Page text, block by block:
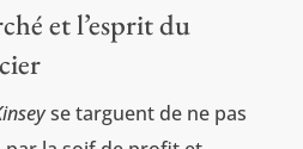
et l’esprit du
se targuent de ne pas